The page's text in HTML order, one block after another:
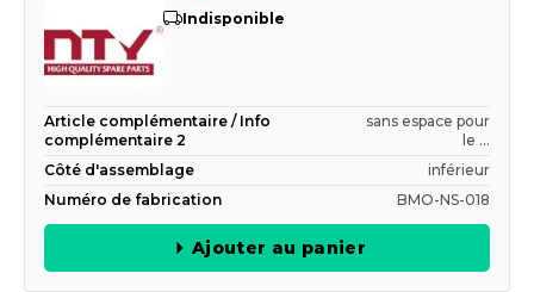
Indisponible
Article complémentaire / Info
complémentaire 2
sans espace pour
le ...
Côté d'assemblage
inférieur
Numéro de fabrication
BMO-NS-018
Ajouter au panier